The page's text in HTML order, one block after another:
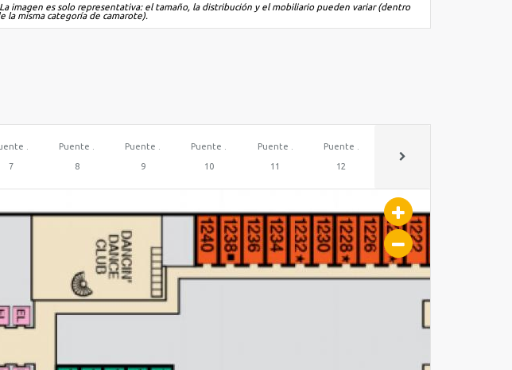
imagen es solo representativa: el tamaño, la distribución y el mobiliario pueden variar (dentro
la misma categoría de camarote).
.
7
Puente .
8
Puente .
9
Puente .
10
Puente .
11
Puente .
12